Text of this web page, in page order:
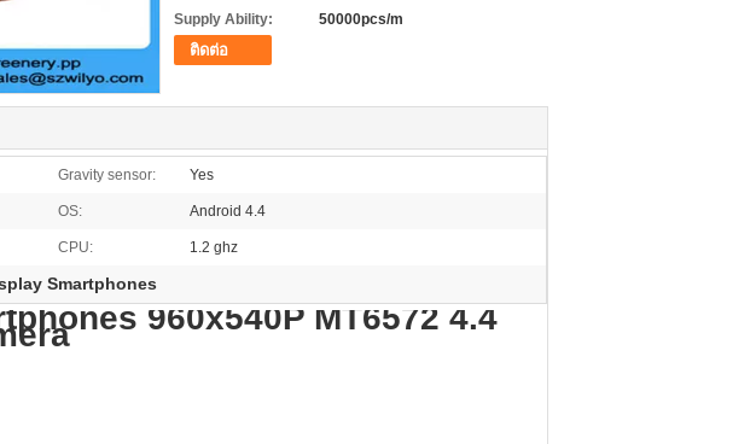
Supply Ability:
50000pcs/m
ติดต่อ
Gravity sensor: Yes
OS: Android 4.4
CPU: 1.2 ghz
Smartphones
960x540P MT6572 4.4